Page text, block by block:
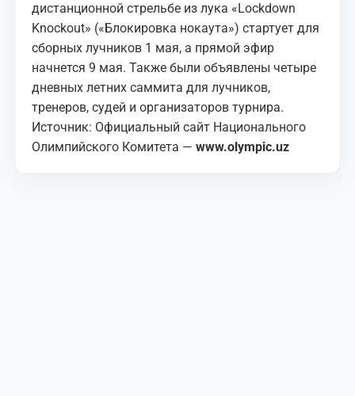
дистанционной стрельбе из лука «Lockdown
Knockout» («Блокировка нокаута») стартует для
сборных лучников 1 мая, а прямой эфир
начнется 9 мая. Также были объявлены четыре
дневных летних саммита для лучников,
тренеров, судей и организаторов турнира.
Источник: Официальный сайт Национального
Олимпийского Комитета — www.olympic.uz